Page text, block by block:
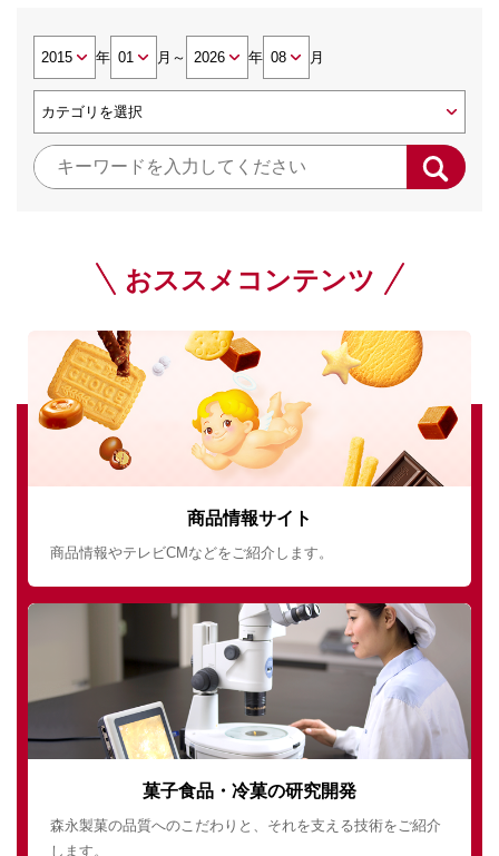
年 月 ～ 年 月
おススメコンテンツ
商品情報サイト
商品情報やテレビCMなどをご紹介します。
菓子食品・冷菓の研究開発
森永製菓の品質へのこだわりと、それを支える技術をご紹介
します。